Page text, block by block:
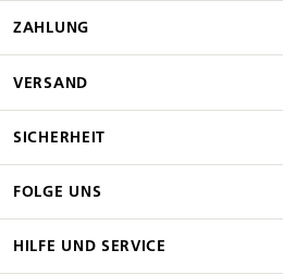
ZAHLUNG
VERSAND
SICHERHEIT
FOLGE UNS
HILFE UND SERVICE